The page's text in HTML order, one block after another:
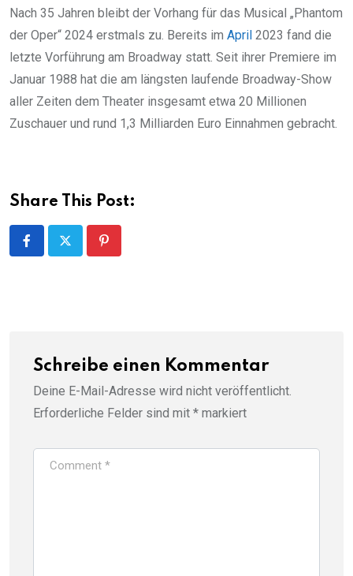
Nach 35 Jahren bleibt der Vorhang für das Musical „Phantom
der Oper“ 2024 erstmals zu. Bereits im April 2023 fand die
letzte Vorführung am Broadway statt. Seit ihrer Premiere im
Januar 1988 hat die am längsten laufende Broadway-Show
aller Zeiten dem Theater insgesamt etwa 20 Millionen
Zuschauer und rund 1,3 Milliarden Euro Einnahmen gebracht.
Share This Post:
Schreibe einen Kommentar
Deine E-Mail-Adresse wird nicht veröffentlicht.
Erforderliche Felder sind mit * markiert